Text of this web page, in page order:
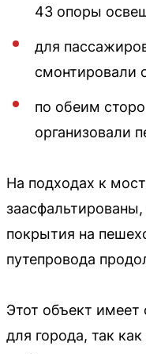
43 опоры
для
смонтировали
по обеим
организовали
На подходах к
покрытия на
путепровода
Этот объект имеет
для города, так